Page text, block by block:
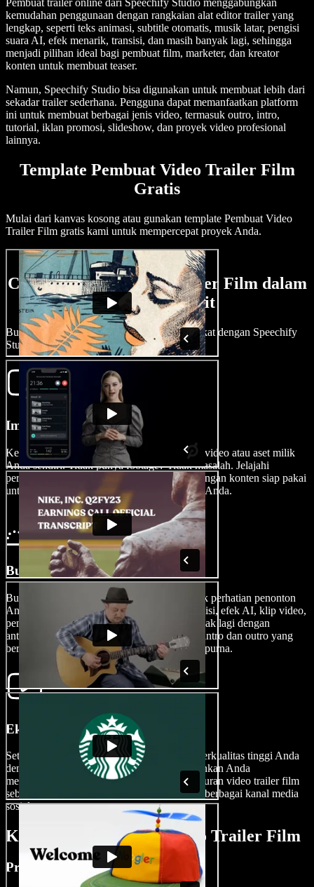
Pembuat trailer online dari Speechify Studio menggabungkan
kemudahan penggunaan dengan rangkaian alat editor trailer yang
lengkap, seperti teks animasi, subtitle otomatis, musik latar, pengisi
suara AI, efek menarik, transisi, dan masih banyak lagi, sehingga
menjadi pilihan ideal bagi pembuat film, marketer, dan kreator
konten untuk membuat teaser.
Namun, Speechify Studio bisa digunakan untuk membuat lebih dari
sekadar trailer sederhana. Pengguna dapat memanfaatkan platform
ini untuk membuat berbagai jenis video, termasuk outro, intro,
tutorial, iklan promosi, slideshow, dan proyek video profesional
lainnya.
Template Pembuat Video Trailer Film
Gratis
Mulai dari kanvas kosong atau gunakan template Pembuat Video
Trailer Film gratis kami untuk mempercepat proyek Anda.
Cara Membuat Video Trailer Film dalam
Hitungan Menit
Buat trailer film memukau dalam waktu singkat dengan Speechify
Studio.
Impor Video Anda
Ketuk Gambar/Video untuk mengimpor klip video atau aset milik
Anda sendiri. Tidak punya footage? Tidak masalah. Jelajahi
perpustakaan video stok kami yang penuh dengan konten siap pakai
untuk proyek film pribadi maupun komersial Anda.
Buat Trailer Film Anda
Buat video trailer film yang langsung menarik perhatian penonton
Anda. Tambahkan font teks, efek suara, transisi, efek AI, klip video,
pengisi suara AI, musik latar, dan masih banyak lagi dengan
antarmuka drag-and-drop kami. Jangan lupa intro dan outro yang
berkesan untuk sentuhan sinematik yang sempurna.
Ekspor Trailer Film Anda
Setelah proses kreatif selesai, ekspor trailer berkualitas tinggi Anda
dengan mudah. Speechify Studio memungkinkan Anda
menambahkan watermark atau mengubah ukuran video trailer film
sebelum mengekspor, sehingga tampil pas di berbagai kanal media
sosial.
Kapan Menggunakan Video Trailer Film
Promosi Film